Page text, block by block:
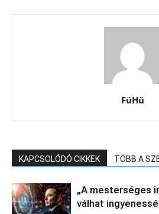
FüHü
KAPCSOLÓDÓ CIKKEK TÖBB A
„A mesterséges
válhat